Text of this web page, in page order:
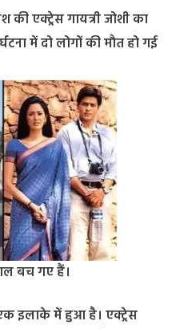
एक्ट्रेस गायत्री जोशी का
में दो लोगों की मौत हो गई
बच गए हैं।
इलाके में हुआ है। एक्ट्रेस